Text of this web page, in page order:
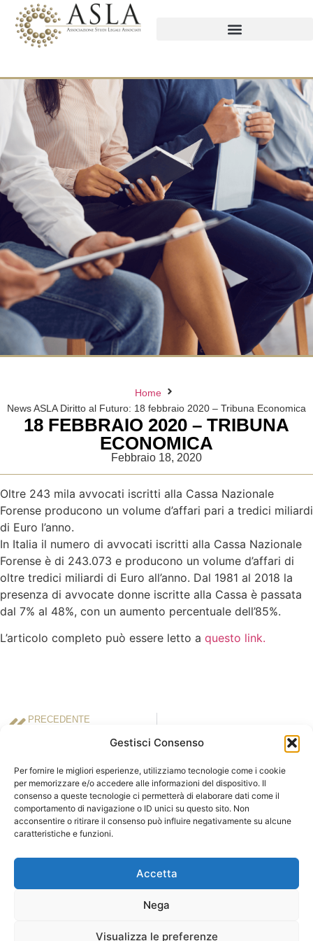
Gestisci Consenso
Per fornire le migliori esperienze, utilizziamo tecnologie come i cookie
per memorizzare e/o accedere alle informazioni del dispositivo. Il
consenso a queste tecnologie ci permetterà di elaborare dati come il
comportamento di navigazione o ID unici su questo sito. Non
acconsentire o ritirare il consenso può influire negativamente su alcune
caratteristiche e funzioni.
Accetta
Nega
Visualizza le preferenze
Home
News ASLA Diritto al Futuro: 18 febbraio 2020 – Tribuna Economica
18 FEBBRAIO 2020 – TRIBUNA
ECONOMICA
Febbraio 18, 2020
Oltre 243 mila avvocati iscritti alla Cassa Nazionale
Forense producono un volume d’affari pari a tredici miliardi
di Euro l’anno.
In Italia il numero di avvocati iscritti alla Cassa Nazionale
Forense è di 243.073 e producono un volume d’affari di
oltre tredici miliardi di Euro all’anno. Dal 1981 al 2018 la
presenza di avvocate donne iscritte alla Cassa è passata
dal 7% al 48%, con un aumento percentuale dell’85%.
L’articolo completo può essere letto a questo link.
PRECEDENTE
ASLA | Associazione Studi Legali Associati
Sede Legale c/o Ordine degli Avvocati
di Milano
Sede operativa c/o LCA Studio
Tel: 348.7530626
info@aslaitalia.it